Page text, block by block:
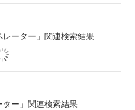
ーター」関連検索結果
ー」関連検索結果